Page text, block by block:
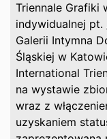
Triennale Grafiki
indywidualnej pt.
Galerii Intymna
Śląskiej w
International
na wystawie
wraz z
uzyskaniem